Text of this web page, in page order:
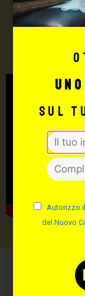
Max
Supply
TUTTO
TATTOO
sul
Autorizzo
del Nuovo